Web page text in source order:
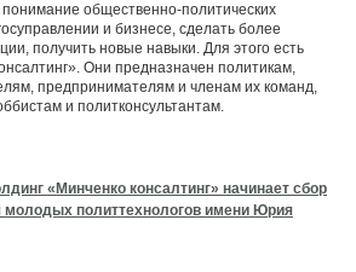
общественно-политических
и бизнесе, сделать более
получить новые навыки. Для этого есть
Они предназначен политикам,
предпринимателям и членам их команд,
и политконсультантам.
«Минченко консалтинг» начинает сбор
политтехнологов имени Юрия